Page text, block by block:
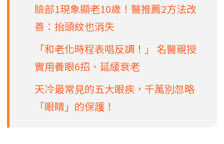
臉部1現象顯老10歲！醫推薦2方法改
善：抬頭紋也消失
「和老化時程表唱反調！」 名醫親授
實用養眼6招、延緩衰老
天冷最常見的五大眼疾，千萬別忽略
「眼睛」的保護！